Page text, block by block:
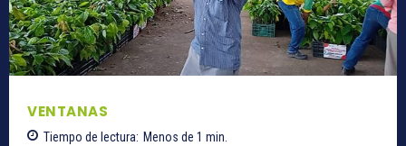
VENTANAS
Tiempo de lectura: Menos de 1 min.